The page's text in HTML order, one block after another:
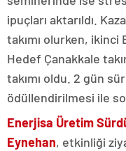
ipuçları aktarıldı.
takımı olurken, ikinci
Hedef Çanakkale
takımı oldu. 2 gün
ödüllendirilmesi ile
Enerjisa Üretim
Eynehan, etkinliği